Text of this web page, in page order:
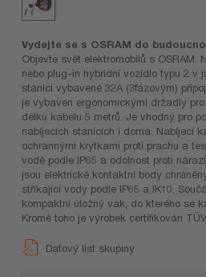
Vydejte se s OSRAM do
Objevte svět elektromobilů s OSRAM.
nebo plug-in hybridní vozidlo typu 2 v
stanici vybavené 32A (3fázovým)
je vybaven ergonomickými držadly
délku kabelu 5 metrů. Je vhodný pro
nabíjecích stanicích i doma. Nabíjecí
ochrannými krytkami proti prachu a
vodě podle IP65 a odolnost proti
jsou elektrické kontaktní body
stříkající vody podle IP65 a IK10.
kompaktní úložný vak, do kterého se
Kromě toho je výrobek certifikován
Datový list skupiny